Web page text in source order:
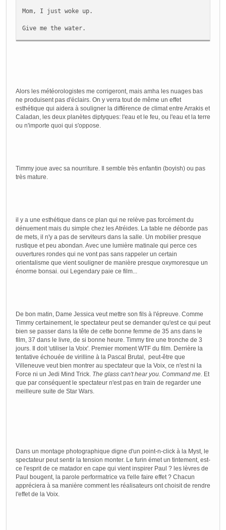
Lady Jessica is not amused. Not giving him any
PAUL (CONT'D) (intently)
Give. Me. The Water.
There's authority in her voice. It shakes him out of his
PAUL
GIVE ME THE WATER.
JESSICA
Almost.
He reaches far across the table and grabs the glass.
PAUL (CONT'D)
Better than anyone else has ever done.
JESSICA
Better than any man has ever done.
You look tired. More dreams?
He hesitates a moment too long before he gives her the
PAUL
No.
Mom, I just woke up.
Give me the water.
Almost?
Bene Gesserit skills take years to learn, Paul. You look
Alors les météorologistes me corrigeront, mais amha les nuages bas
ne produisent pas d'éclairs. On y verra tout de même un effet
esthétique qui aidera à souligner la différence de climat entre Arrakis et
Caladan, les deux planètes diptyques: l'eau et le feu, ou l'eau et la terre
ou n'importe quoi qui s'oppose.
Timmy joue avec sa nourriture. Il semble très enfantin (boyish) ou pas
très mature.
il y a une esthétique dans ce plan qui ne relève pas forcément du
dénuement mais du simple chez les Atréides. La table ne déborde pas
de mets, il n'y a pas de serviteurs dans la salle. Un mobilier presque
rustique et peu abondan. Avec une lumière matinale qui perce ces
ouvertures rondes qui ne vont pas sans rappeler un certain
orientalisme que vient souligner de manière presque oxymoresque un
énorme bonsai. oui Legendary paie ce film...
De bon matin, Dame Jessica veut mettre son fils à l'épreuve. Comme
Timmy certainement, le spectateur peut se demander qu'est ce qui peut
bien se passer dans la tête de cette bonne femme de 35 ans dans le
film, 37 dans le livre, de si bonne heure. Timmy tire une tronche de 3
jours. Il doit 'utiliser la Voix'. Premier moment WTF du film. Derrière la
tentative échouée de virilline à la Pascal Brutal, peut-être que
Villeneuve veut bien montrer au spectateur que la Voix, ce n'est ni la
Force ni un Jedi Mind Trick. The glass can't hear you. Command me. Et
que par conséquent le spectateur n'est pas en train de regarder une
meilleure suite de Star Wars.
Dans un montage photographique digne d'un point-n-click à la Myst, le
spectateur peut sentir la tension monter. Le furin émet un tintement, est-
ce l'esprit de ce matador en cape qui vient inspirer Paul ? les lèvres de
Paul bougent, la parole performatrice va t'elle faire effet ? Chacun
appréciera à sa manière comment les réalisateurs ont choisit de rendre
l'effet de la Voix.